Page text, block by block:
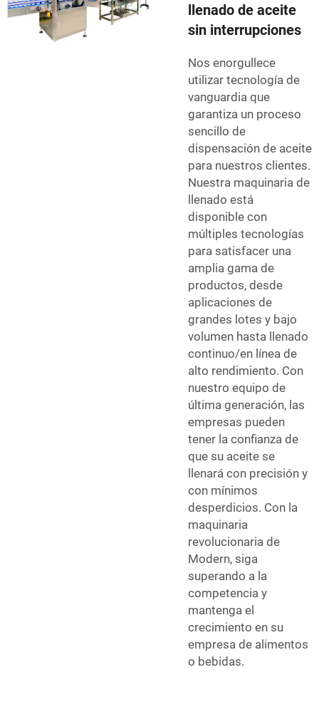
llenado de aceite
sin interrupciones
Nos enorgullece
utilizar tecnología de
vanguardia que
garantiza un proceso
sencillo de
dispensación de aceite
para nuestros clientes.
Nuestra maquinaria de
llenado está
disponible con
múltiples tecnologías
para satisfacer una
amplia gama de
productos, desde
aplicaciones de
grandes lotes y bajo
volumen hasta llenado
continuo/en línea de
alto rendimiento. Con
nuestro equipo de
última generación, las
empresas pueden
tener la confianza de
que su aceite se
llenará con precisión y
con mínimos
desperdicios. Con la
maquinaria
revolucionaria de
Modern, siga
superando a la
competencia y
mantenga el
crecimiento en su
empresa de alimentos
o bebidas.